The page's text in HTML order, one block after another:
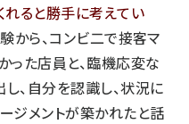
れると勝手に考えてい
から、コンビ二で接客マ
った店員と、臨機応変な
、自分を認識し、状況に
ジメントが築かれたと話